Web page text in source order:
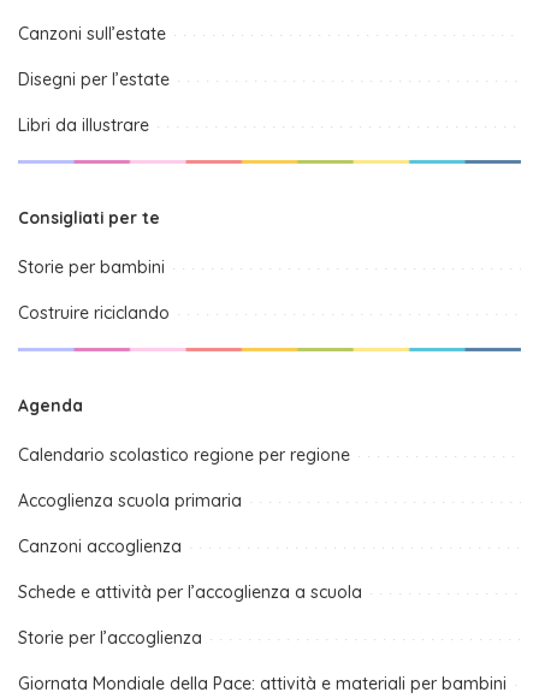
Canzoni sull’estate
Disegni per l’estate
Libri da illustrare
Consigliati per te
Storie per bambini
Costruire riciclando
Agenda
Calendario scolastico regione per regione
Accoglienza scuola primaria
Canzoni accoglienza
Schede e attività per l’accoglienza a scuola
Storie per l’accoglienza
Giornata Mondiale della Pace: attività e materiali per bambini